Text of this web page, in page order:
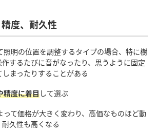
度、耐久性
照明の位置を調整するタイプの場合、特に樹
するたびに音がなったり、思うように固定
まったりすることがある
精度に着目して選ぶ
って価格が大きく変わり、高価なものほど動
久性も高くなる